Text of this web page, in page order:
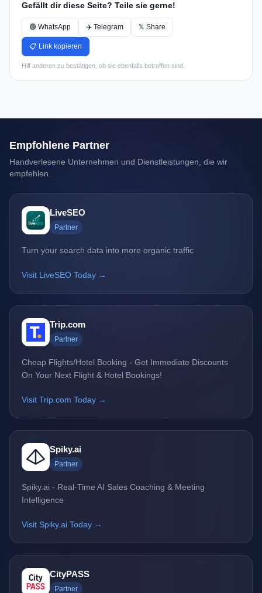
Gefällt dir diese Seite? Teile sie gerne!
🟢 WhatsApp ✈️ Telegram 𝕏 Share
📋 Link kopieren
Hilf anderen zu bestätigen, ob sie ebenfalls betroffen sind.
Empfohlene Partner
Handverlesene Unternehmen und Dienstleistungen, die wir
empfehlen.
LiveSEO
Partner
Turn your search data into more organic traffic
Visit LiveSEO Today →
Trip.com
Partner
Cheap Flights/Hotel Booking - Get Immediate Discounts
On Your Next Flight & Hotel Bookings!
Visit Trip.com Today →
Spiky.ai
Partner
Spiky.ai - Real-Time AI Sales Coaching & Meeting
Intelligence
Visit Spiky.ai Today →
CityPASS
Partner